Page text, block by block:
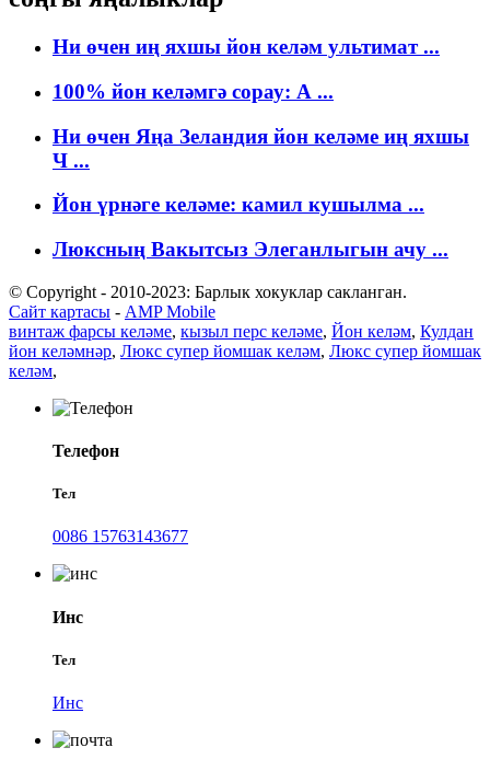
Ни өчен иң яхшы йон келәм ультимат ...
100% йон келәмгә сорау: А ...
Ни өчен Яңа Зеландия йон келәме иң яхшы
Ч ...
Йон үрнәге келәме: камил кушылма ...
Люксның Вакытсыз Элеганлыгын ачу ...
© Copyright - 2010-2023: Барлык хокуклар сакланган.
Сайт картасы - AMP Mobile
винтаж фарсы келәме, кызыл перс келәме, Йон келәм, Кулдан
йон келәмнәр, Люкс супер йомшак келәм, Люкс супер йомшак
келәм,
Телефон
Тел
0086 15763143677
Инс
Тел
Инс